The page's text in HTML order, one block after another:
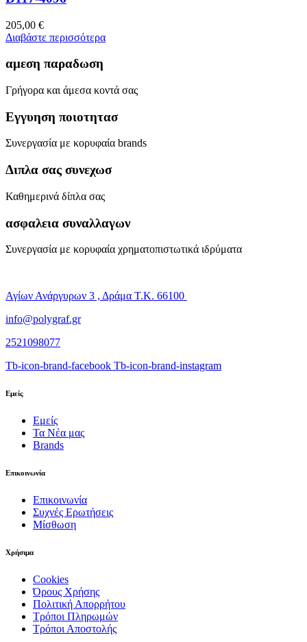
205,00 €
Διαβάστε περισσότερα
αμεση παραδωση
Γρήγορα και άμεσα κοντά σας
Εγγυηση ποιοτητασ
Συνεργασία με κορυφαία brands
Διπλα σας συνεχωσ
Καθημερινά δίπλα σας
ασφαλεια συναλλαγων
Συνεργασία με κορυφαία χρηματοπιστωτικά ιδρύματα
Αγίων Ανάργυρων 3 , Δράμα Τ.Κ. 66100
info@polygraf.gr
2521098077
Tb-icon-brand-facebook Tb-icon-brand-instagram
Εμείς
Εμείς
Τα Νέα μας
Brands
Επικοινωνία
Επικοινωνία
Συχνές Ερωτήσεις
Μίσθωση
Χρήσιμα
Cookies
Όρους Χρήσης
Πολιτική Απορρήτου
Τρόποι Πληρωμών
Τρόποι Αποστολής